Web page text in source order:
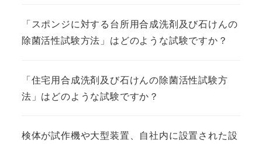
「スポンジに対する台所用合成洗剤及び石けんの
除菌活性試験方法」はどのような試験ですか？
「住宅用合成洗剤及び石けんの除菌活性試験方
法」はどのような試験ですか？
検体が試作機や大型装置、自社内に設置された設